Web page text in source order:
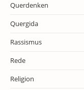
Querdenken
Quergida
Rassismus
Rede
Religion